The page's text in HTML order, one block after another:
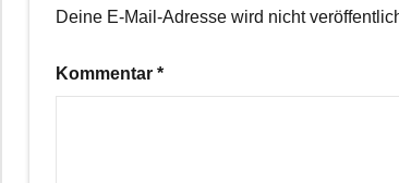
Deine E-Mail-Adresse wird nicht
Kommentar *